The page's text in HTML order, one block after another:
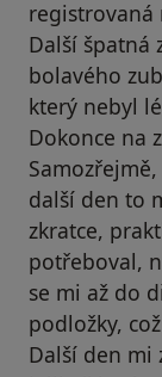
registrovaná
Další špatná
bolavého
který nebyl
Dokonce na
další den to
zkratce,
potřeboval,
se mi až do
podložky,
Další den mi